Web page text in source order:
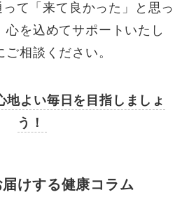
て「来て良かった」と思っ
心を込めてサポートいたし
相談ください。
地よい毎日を目指しましょ
う！
けする健康コラム